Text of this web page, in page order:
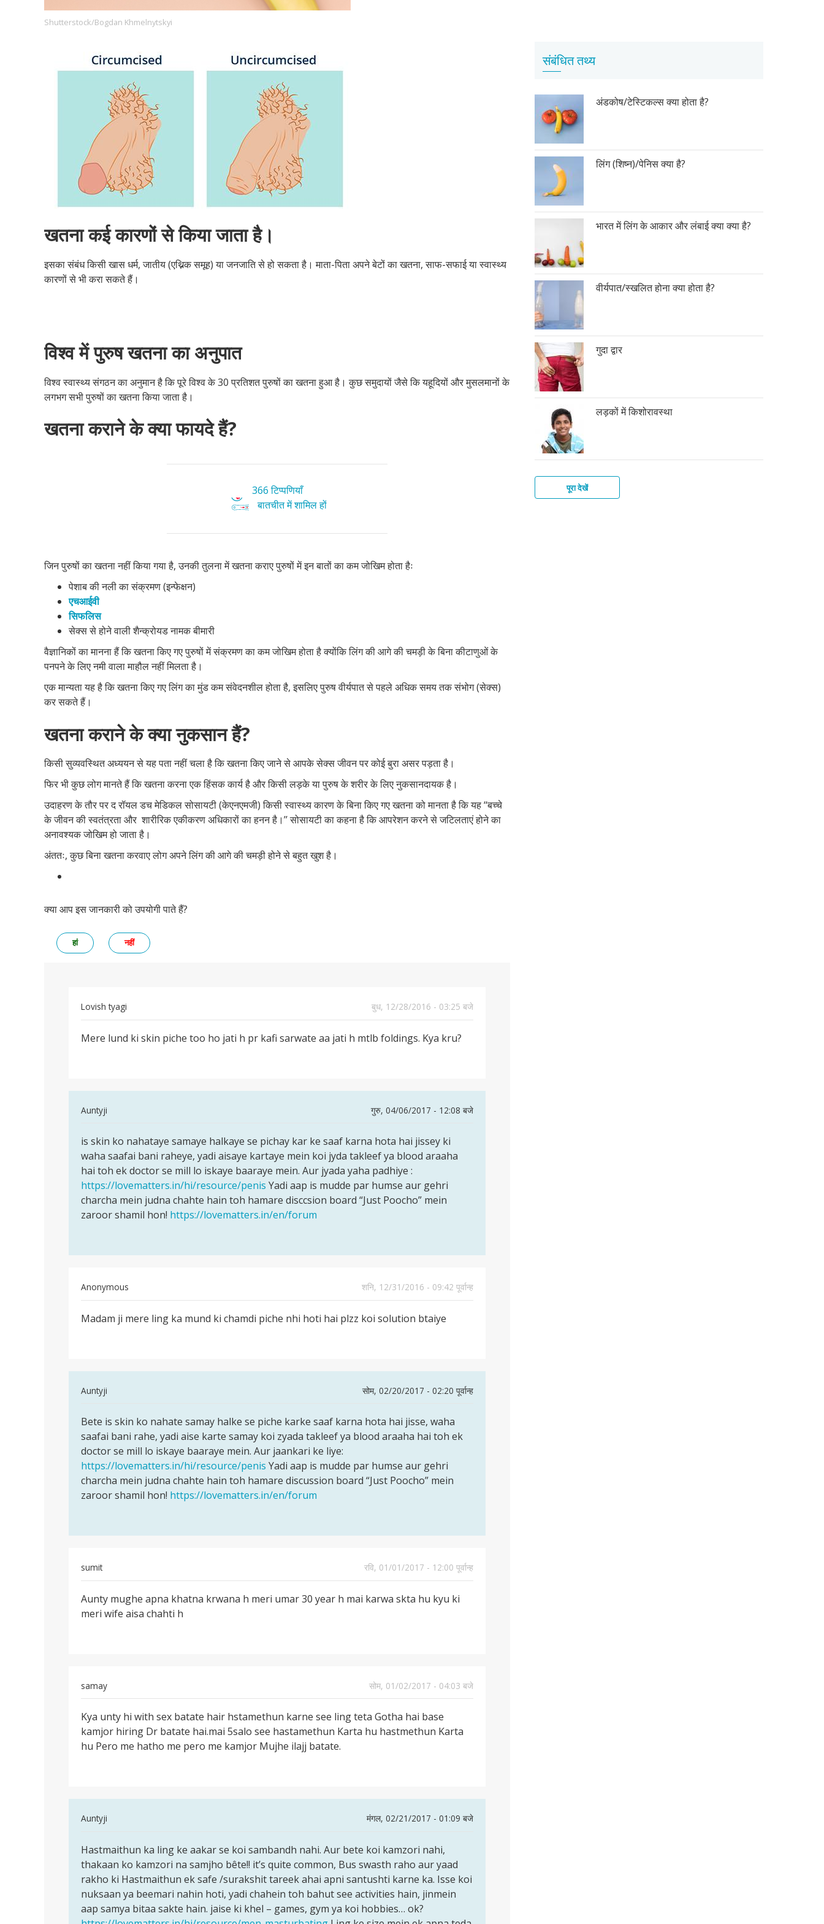
Company
Just Poocho संपर्क करें
Shutterstock/Bogdan Khmelnytskyi
खतना कई कारणों से किया जाता है।
इसका संबंध किसी खास धर्म, जातीय (एथ्निक समूह) या जनजाति से हो सकता है। माता-पिता अपने बेटों का खतना, साफ-सफाई या स्वास्थ्य
कारणों से भी करा सकते हैं।
विश्व में पुरुष खतना का अनुपात
विश्व स्वास्थ्य संगठन का अनुमान है कि पूरे विश्व के 30 प्रतिशत पुरुषों का खतना हुआ है। कुछ समुदायों जैसे कि यहूदियों और मुसलमानों के
लगभग सभी पुरुषों का खतना किया जाता है।
खतना कराने के क्या फायदे हैं?
366 टिप्पणियाँ
बातचीत में शामिल हों
जिन पुरुषों का खतना नहीं किया गया है, उनकी तुलना में खतना कराए पुरुषों में इन बातों का कम जोखिम होता हैः
पेशाब की नली का संक्रमण (इन्फेक्षन)
एचआईवी
सिफलिस
सेक्स से होने वाली शैन्क्रोयड नामक बीमारी
वैज्ञानिकों का मानना हैं कि खतना किए गए पुरुषों में संक्रमण का कम जोखिम होता है क्योंकि लिंग की आगे की चमड़ी के बिना कीटाणुओं के
पनपने के लिए नमी वाला माहौल नहीं मिलता है।
एक मान्यता यह है कि खतना किए गए लिंग का मुंड कम संवेदनशील होता है, इसलिए पुरुष वीर्यपात से पहले अधिक समय तक संभोग (सेक्स)
कर सकते हैं।
खतना कराने के क्या नुकसान हैं?
किसी सुव्यवस्थित अध्ययन से यह पता नहीं चला है कि खतना किए जाने से आपके सेक्स जीवन पर कोई बुरा असर पड़ता है।
फिर भी कुछ लोग मानते हैं कि खतना करना एक हिंसक कार्य है और किसी लड़के या पुरुष के शरीर के लिए नुकसानदायक है।
उदाहरण के तौर पर द रॉयल डच मेडिकल सोसायटी (केएनएमजी) किसी स्वास्थ्य कारण के बिना किए गए खतना को मानता है कि यह ‘‘बच्चे
के जीवन की स्वतंत्रता और शारीरिक एकीकरण अधिकारों का हनन है।’’ सोसायटी का कहना है कि आपरेशन करने से जटिलताएं होने का
अनावश्यक जोखिम हो जाता है।
अंततः, कुछ बिना खतना करवाए लोग अपने लिंग की आगे की चमड़ी होने से बहुत खुश है।
क्या आप इस जानकारी को उपयोगी पाते हैं?
हां नहीं
Lovish tyagi
बुध, 12/28/2016 - 03:25 बजे
Mere
too
Mere lund ki skin piche too ho jati h pr kafi sarwate aa jati h mtlb foldings. Kya kru?
Auntyji
गुरु, 04/06/2017 - 12:08 बजे
to
Mere
lund
ki
skin
piche
Lovish
is
skin
ko
nahataye
samaye
is skin ko nahataye samaye halkaye se pichay kar ke saaf karna hota hai jissey ki
waha saafai bani raheye, yadi aisaye kartaye mein koi jyda takleef ya blood araaha
hai toh ek doctor se mill lo iskaye baaraye mein. Aur jyada yaha padhiye :
https://lovematters.in/hi/resource/penis Yadi aap is mudde par humse aur gehri
charcha mein judna chahte hain toh hamare disccsion board “Just Poocho” mein
zaroor shamil hon! https://lovematters.in/en/forum
Anonymous
शनि, 12/31/2016 - 09:42 पूर्वान्ह
Madam
mund
Madam ji mere ling ka mund ki chamdi piche nhi hoti hai plzz koi solution btaiye
Auntyji
सोम, 02/20/2017 - 02:20 पूर्वान्ह
to
Madam
ji
mere
ling
ka
by
Bete
is
skin
ko
nahate
samay
Bete is skin ko nahate samay halke se piche karke saaf karna hota hai jisse, waha
saafai bani rahe, yadi aise karte samay koi zyada takleef ya blood araaha hai toh ek
doctor se mill lo iskaye baaraye mein. Aur jaankari ke liye:
https://lovematters.in/hi/resource/penis Yadi aap is mudde par humse aur gehri
charcha mein judna chahte hain toh hamare discussion board “Just Poocho” mein
zaroor shamil hon! https://lovematters.in/en/forum
sumit
रवि, 01/01/2017 - 12:00 पूर्वान्ह
Aunty
mughe
Aunty mughe apna khatna krwana h meri umar 30 year h mai karwa skta hu kyu ki
meri wife aisa chahti h
samay
सोम, 01/02/2017 - 04:03 बजे
Kya
unty
hi
Kya unty hi with sex batate hair hstamethun karne see ling teta Gotha hai base
kamjor hiring Dr batate hai.mai 5salo see hastamethun Karta hu hastmethun Karta
hu Pero me hatho me pero me kamjor Mujhe ilajj batate.
Auntyji
मंगल, 02/21/2017 - 01:09 बजे
to
Kya
unty
hi
with
sex
Hastmaithun
ka
ling
ke
aakar
Hastmaithun ka ling ke aakar se koi sambandh nahi. Aur bete koi kamzori nahi,
thakaan ko kamzori na samjho bête!! it’s quite common, Bus swasth raho aur yaad
rakho ki Hastmaithun ek safe /surakshit tareek ahai apni santushti karne ka. Isse koi
nuksaan ya beemari nahin hoti, yadi chahein toh bahut see activities hain, jinmein
aap samya bitaa sakte hain. jaise ki khel – games, gym ya koi hobbies… ok?
संबंधित तथ्य
अंडकोष/टेस्टिकल्स क्या होता है?
लिंग (शिष्न)/पेनिस क्या है?
भारत में लिंग के आकार और लंबाई क्या क्या है?
वीर्यपात/स्खलित होना क्या होता है?
गुदा द्वार
लड़कों में किशोरावस्था
पूरा देखें